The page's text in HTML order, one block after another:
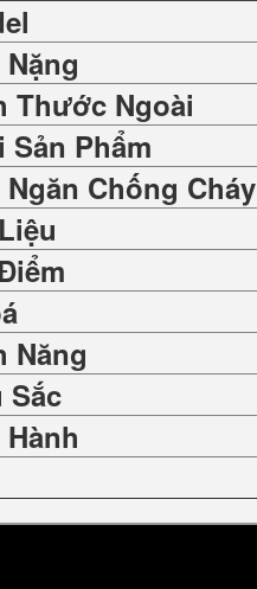
Nặng
Thước Ngoài
Sản Phẩm
Ngăn Chống Cháy
Năng
Sắc